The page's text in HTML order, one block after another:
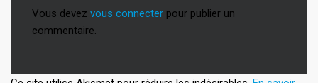
Vous devez vous connecter pour publier un
commentaire.